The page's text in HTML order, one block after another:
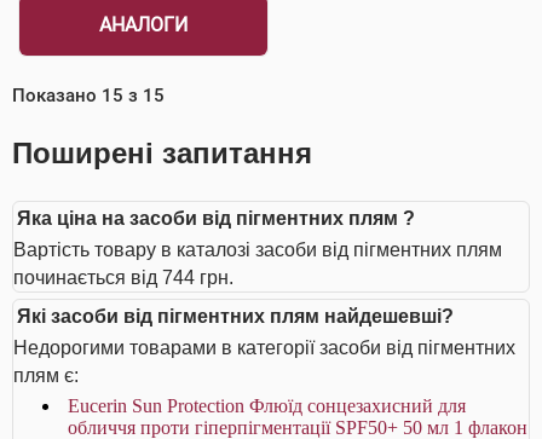
АНАЛОГИ
Показано 15 з 15
Поширені запитання
Яка ціна на засоби від пігментних плям ?
Вартість товару в каталозі засоби від пігментних плям
починається від 744 грн.
Які засоби від пігментних плям найдешевші?
Недорогими товарами в категорії засоби від пігментних
плям є:
Eucerin Sun Protection Флюїд сонцезахисний для
обличчя проти гіперпігментації SPF50+ 50 мл 1 флакон